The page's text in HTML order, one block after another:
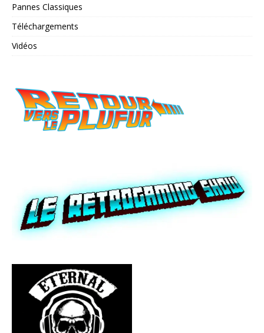
Pannes Classiques
Téléchargements
Vidéos